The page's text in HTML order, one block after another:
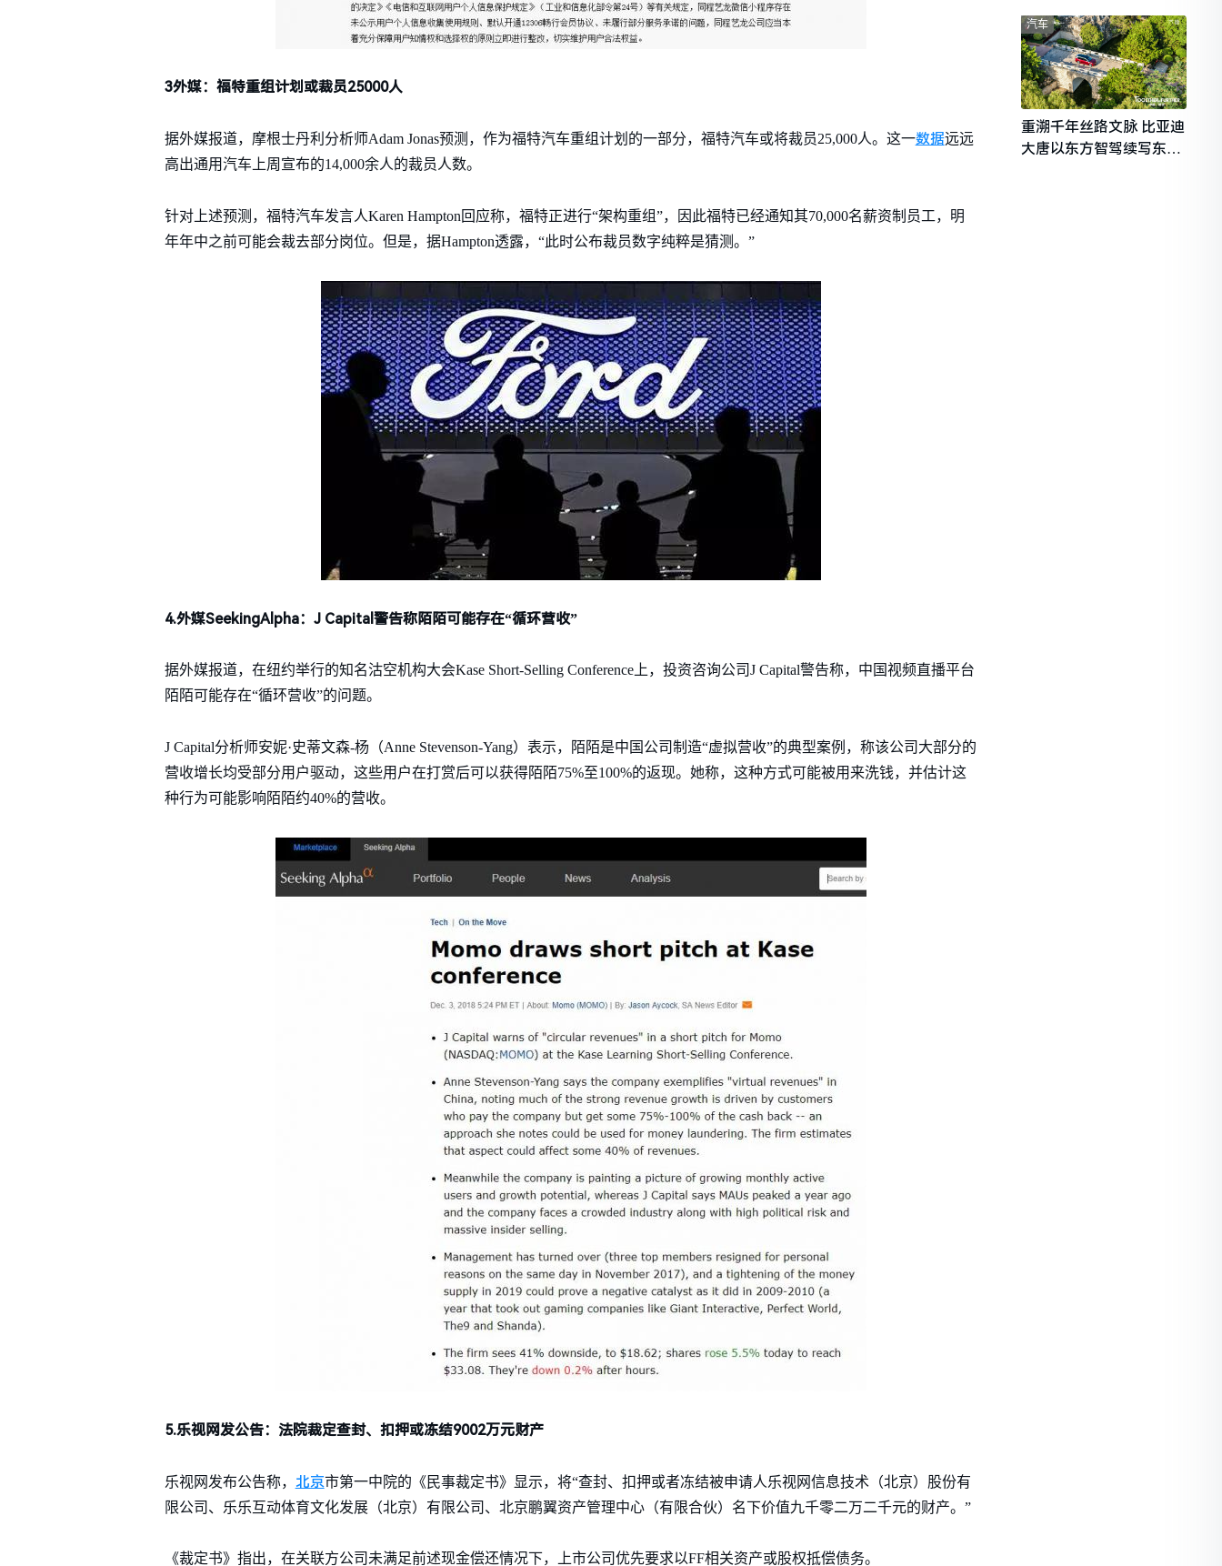
3外媒：福特重组计划或裁员25000人
据外媒报道，摩根士丹利分析师Adam Jonas预测，作为福特汽车重组计划的一部分，福特汽车或将裁员25,000人。这一数据远远
高出通用汽车上周宣布的14,000余人的裁员人数。
针对上述预测，福特汽车发言人Karen Hampton回应称，福特正进行“架构重组”，因此福特已经通知其70,000名薪资制员工，明
年年中之前可能会裁去部分岗位。但是，据Hampton透露，“此时公布裁员数字纯粹是猜测。”
4.外媒SeekingAlpha：J Capital警告称陌陌可能存在“循环营收”
据外媒报道，在纽约举行的知名沽空机构大会Kase Short-Selling Conference上，投资咨询公司J Capital警告称，中国视频直播平台
陌陌可能存在“循环营收”的问题。
J Capital分析师安妮·史蒂文森-杨（Anne Stevenson-Yang）表示，陌陌是中国公司制造“虚拟营收”的典型案例，称该公司大部分的
营收增长均受部分用户驱动，这些用户在打赏后可以获得陌陌75%至100%的返现。她称，这种方式可能被用来洗钱，并估计这
种行为可能影响陌陌约40%的营收。
5.乐视网发公告：法院裁定查封、扣押或冻结9002万元财产
乐视网发布公告称， 北京市第一中院的《民事裁定书》显示，将“查封、扣押或者冻结被申请人乐视网信息技术（北京）股份有
限公司、乐乐互动体育文化发展（北京）有限公司、北京鹏翼资产管理中心（有限合伙）名下价值九千零二万二千元的财产。”
《裁定书》指出，在关联方公司未满足前述现金偿还情况下，上市公司优先要求以FF相关资产或股权抵偿债务。
共赴山海热爱
重溯千年丝路文脉 比亚迪
大唐以东方智驾续写东西
汽车